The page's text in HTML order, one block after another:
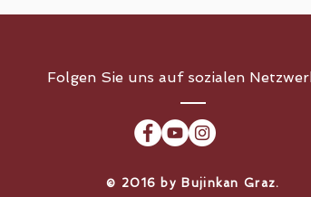
Folgen Sie uns auf sozialen
​© 2016 by Bujinkan Graz.